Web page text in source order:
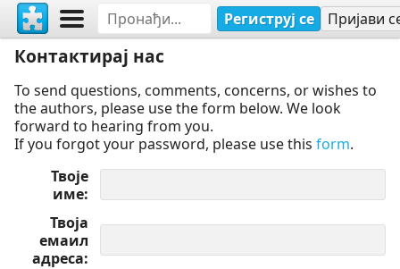
Региструј се Пријави
Контактирај нас
To send questions, comments, concerns, or wishes to
the authors, please use the form below. We look
forward to hearing from you.
If you forgot your password, please use this form.
Твоје
име
Твоја
емаил
адреса